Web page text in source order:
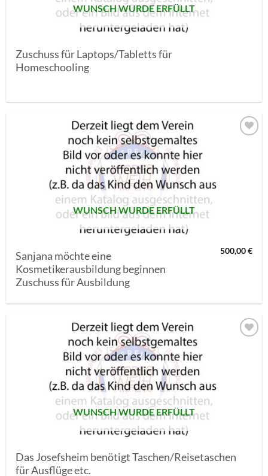
WUNSCH WURDE ERFÜLLT
Zuschuss für Laptops/Tabletts für
Homeschooling
WUNSCH WURDE ERFÜLLT
Sanjana möchte eine
Kosmetikerausbildung beginnen
Zuschuss für Ausbildung
500,00€
WUNSCH WURDE ERFÜLLT
Das Josefsheim benötigt Taschen/Reisetaschen
für Ausflüge etc.